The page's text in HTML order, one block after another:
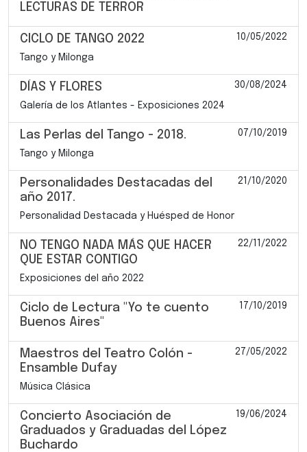
LECTURAS DE TERROR
CICLO DE TANGO 2022 10/05/2022
Tango y Milonga
DÍAS Y FLORES 30/08/2024
Galería de los Atlantes - Exposiciones 2024
Las Perlas del Tango - 2018. 07/10/2019
Tango y Milonga
Personalidades Destacadas del
año 2017.
21/10/2020
Personalidad Destacada y Huésped de Honor
NO TENGO NADA MÁS QUE HACER
QUE ESTAR CONTIGO
22/11/2022
Exposiciones del año 2022
Ciclo de Lectura "Yo te cuento
Buenos Aires"
17/10/2019
Maestros del Teatro Colón -
Ensamble Dufay
27/05/2022
Música Clásica
Concierto Asociación de
Graduados y Graduadas del López
Buchardo
19/06/2024